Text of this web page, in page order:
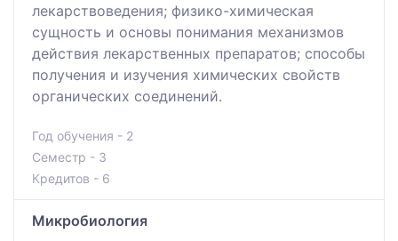
лекарствоведения; физико-химическая
сущность и основы понимания механизмов
действия лекарственных препаратов; способы
получения и изучения химических свойств
органических соединений.
Год обучения - 2
Семестр - 3
Кредитов - 6
Микробиология